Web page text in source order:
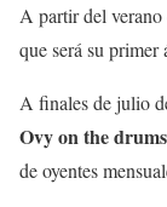
A partir del
que será su primer
A finales de julio
Ovy on the drums
de oyentes